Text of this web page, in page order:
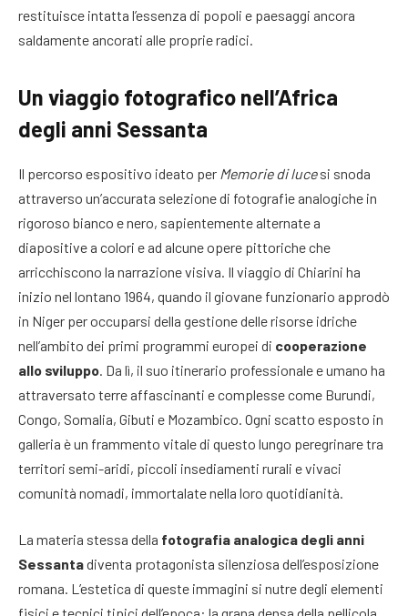
restituisce intatta l’essenza di popoli e paesaggi ancora
saldamente ancorati alle proprie radici.
Un viaggio fotografico nell’Africa
degli anni Sessanta
Il percorso espositivo ideato per Memorie di lucesi snoda
attraverso un’accurata selezione di fotografie analogiche in
rigoroso bianco e nero, sapientemente alternate a
diapositive a colori e ad alcune opere pittoriche che
arricchiscono la narrazione visiva. Il viaggio di Chiarini ha
inizio nel lontano 1964, quando il giovane funzionario approdò
in Niger per occuparsi della gestione delle risorse idriche
nell’ambito dei primi programmi europei di cooperazione
allo sviluppo . Da lì, il suo itinerario professionale e umano ha
attraversato terre affascinanti e complesse come Burundi,
Congo, Somalia, Gibuti e Mozambico. Ogni scatto esposto in
galleria è un frammento vitale di questo lungo peregrinare tra
territori semi-aridi, piccoli insediamenti rurali e vivaci
comunità nomadi, immortalate nella loro quotidianità.
La materia stessa della fotografia analogica degli anni
Sessantadiventa protagonista silenziosa dell’esposizione
romana. L’estetica di queste immagini si nutre degli elementi